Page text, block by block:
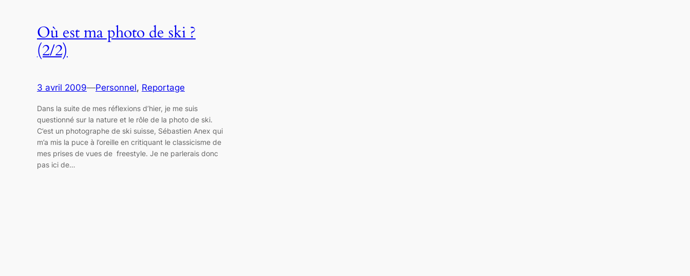
Où est ma photo de ski ?
(2/2)
3 avril 2009—Personnel, Reportage
Dans la suite de mes réflexions d’hier, je me suis
questionné sur la nature et le rôle de la photo de ski.
C’est un photographe de ski suisse, Sébastien Anex qui
m’a mis la puce à l’oreille en critiquant le classicisme de
mes prises de vues de freestyle. Je ne parlerais donc
pas ici de…